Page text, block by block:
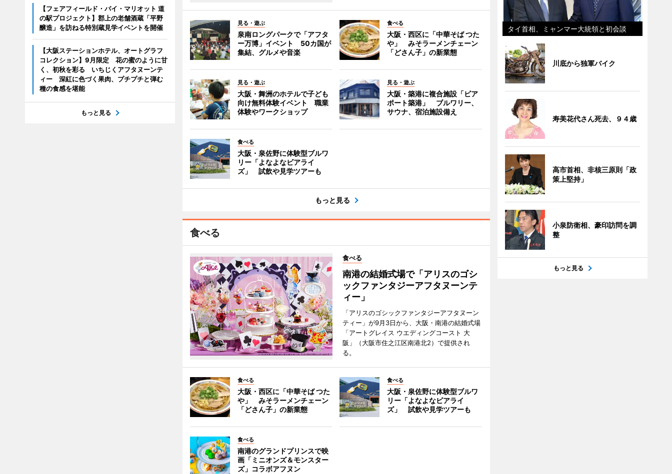
見る・遊ぶ
泉南ロングパークで「アフタ
ー万博」イベント 50カ国が
集結、グルメや音楽
食べる
大阪・西区に「中華そば つた
や」 みそラーメンチェーン
「どさん子」の新業態
見る・遊ぶ
大阪・舞洲のホテルで子ども
向け無料体験イベント 職業
体験やワークショップ
見る・遊ぶ
大阪・築港に複合施設「ビア
ポート築港」 ブルワリー、
サウナ、宿泊施設備え
食べる
大阪・泉佐野に体験型ブルワ
リー「よなよなビアライ
ズ」 試飲や見学ツアーも
もっと見る
食べる
食べる
南港の結婚式場で「アリスのゴシ
ックファンタジーアフタヌーンテ
ィー」
「アリスのゴシックファンタジーアフタヌーン
ティー」が9月3日から、大阪・南港の結婚式場
「アートグレイス ウエディングコースト 大
阪」（大阪市住之江区南港北2）で提供され
る。
食べる
大阪・西区に「中華そば つた
や」 みそラーメンチェーン
「どさん子」の新業態
食べる
大阪・泉佐野に体験型ブルワ
リー「よなよなビアライ
ズ」 試飲や見学ツアーも
食べる
南港のグランドプリンスで映
画「ミニオンズ＆モンスター
ズ」コラボアフヌン
【フェアフィールド・バイ・マリオット 道
の駅プロジェクト】郡上の老舗酒蔵「平野
醸造」を訪ねる特別蔵見学イベントを開催
【大阪ステーションホテル、オートグラフ
コレクション】9月限定 花の蜜のように甘
く、初秋を彩る いちじくアフタヌーンテ
ィー 深紅に色づく果肉、プチプチと弾む
種の食感を堪能
もっと見る
タイ首相、ミャンマー大統領と初会談
川底から独軍バイク
寿美花代さん死去、９４歳
高市首相、非核三原則「政
策上堅持」
小泉防衛相、豪印訪問を調
整
もっと見る